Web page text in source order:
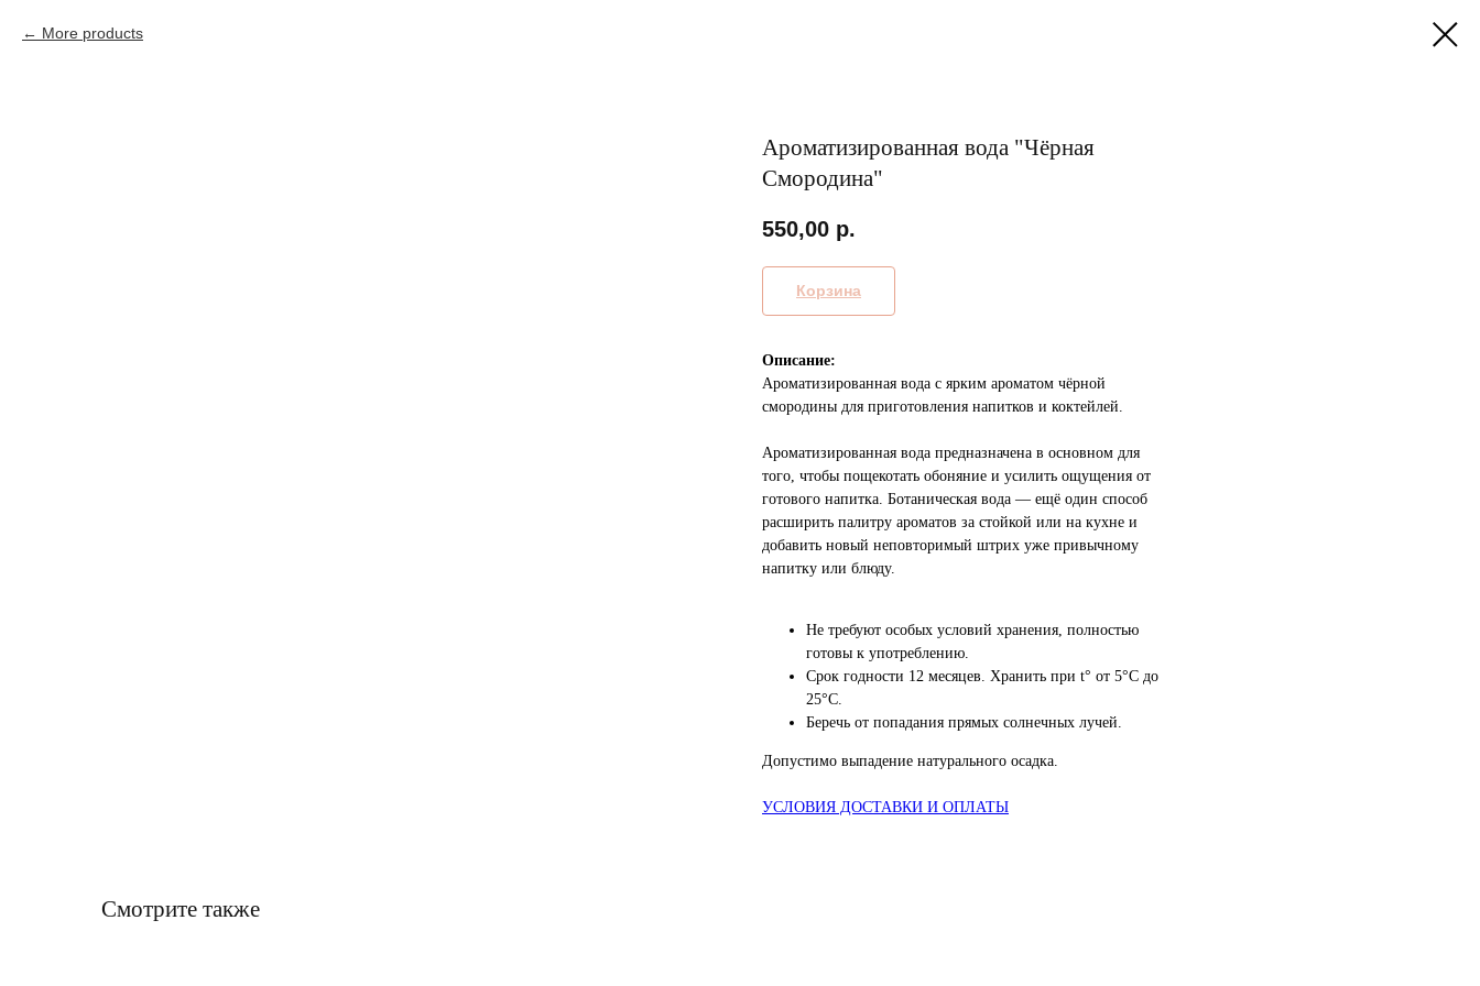
More products
Ароматизированная вода "Чёрная
Смородина"
550,00 р.
Корзина
Описание:
Ароматизированная вода с ярким ароматом чёрной
смородины для приготовления напитков и коктейлей.
Ароматизированная вода предназначена в основном для
того, чтобы пощекотать обоняние и усилить ощущения от
готового напитка. Ботаническая вода — ещё один способ
расширить палитру ароматов за стойкой или на кухне и
добавить новый неповторимый штрих уже привычному
напитку или блюду.
Не требуют особых условий хранения, полностью
готовы к употреблению.
Срок годности 12 месяцев. Хранить при t° от 5°С до
25°С.
Беречь от попадания прямых солнечных лучей.
Допустимо выпадение натурального осадка.
УСЛОВИЯ ДОСТАВКИ И ОПЛАТЫ
Смотрите также